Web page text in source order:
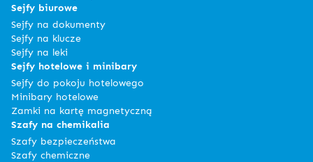
Sejfy biurowe
Sejfy na dokumenty
Sejfy na klucze
Sejfy na leki
Sejfy hotelowe i minibary
Sejfy do pokoju hotelowego
Minibary hotelowe
Zamki na kartę magnetyczną
Szafy na chemikalia
Szafy bezpieczeństwa
Szafy chemiczne